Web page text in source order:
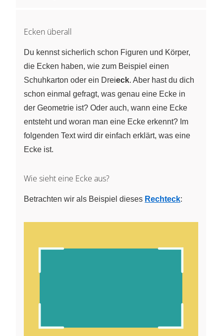
Ecken überall
Du kennst sicherlich schon Figuren und Körper,
die Ecken haben, wie zum Beispiel einen
Schuhkarton oder ein Dreieck. Aber hast du dich
schon einmal gefragt, was genau eine Ecke in
der Geometrie ist? Oder auch, wann eine Ecke
entsteht und woran man eine Ecke erkennt? Im
folgenden Text wird dir einfach erklärt, was eine
Ecke ist.
Wie sieht eine Ecke aus?
Betrachten wir als Beispiel dieses Rechteck: